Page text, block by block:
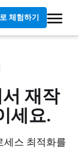
체험하기
재작
세요.
세스 최적화를